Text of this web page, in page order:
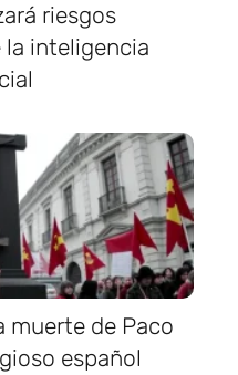
riesgos
inteligencia
muerte de Paco
español